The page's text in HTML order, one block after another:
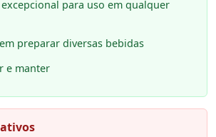
para uso em qualquer
preparar diversas bebidas
e manter